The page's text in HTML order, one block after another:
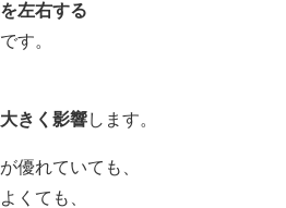
左右する
す。
きく影響します。
優れていても、
くても、